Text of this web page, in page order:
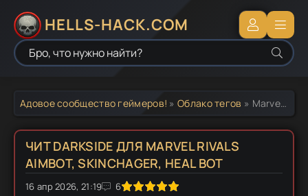
HELLS-HACK.COM
Адовое сообщество геймеров! »Облако тегов » Marvel Rivals Wallhack
ЧИТ DARKSIDE ДЛЯ MARVEL RIVALS
AIMBOT, SKINCHAGER, HEAL BOT
16 апр 2026, 21:19 6
1 2 3 4 5